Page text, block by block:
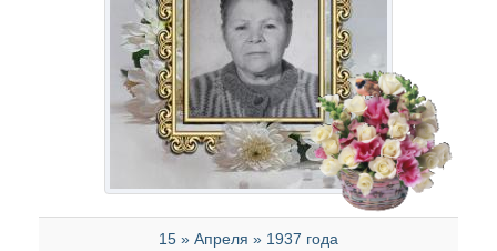
15 » Апреля » 1937 года